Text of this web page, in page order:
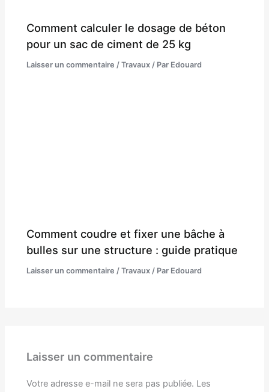
Comment calculer le dosage de béton
pour un sac de ciment de 25 kg
Laisser un commentaire /Travaux / Par Edouard
Comment coudre et fixer une bâche à
bulles sur une structure : guide pratique
Laisser un commentaire /Travaux / Par Edouard
Laisser un commentaire
Votre adresse e-mail ne sera pas publiée. Les